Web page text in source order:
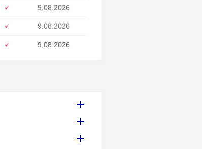
9.08.2026
9.08.2026
9.08.2026